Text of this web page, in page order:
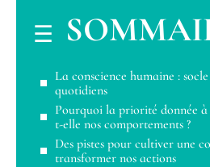
La conscience humaine :
quotidiens
Pourquoi la priorité donnée
t-elle nos comportements ?
Des pistes pour cultiver une
transformer nos actions